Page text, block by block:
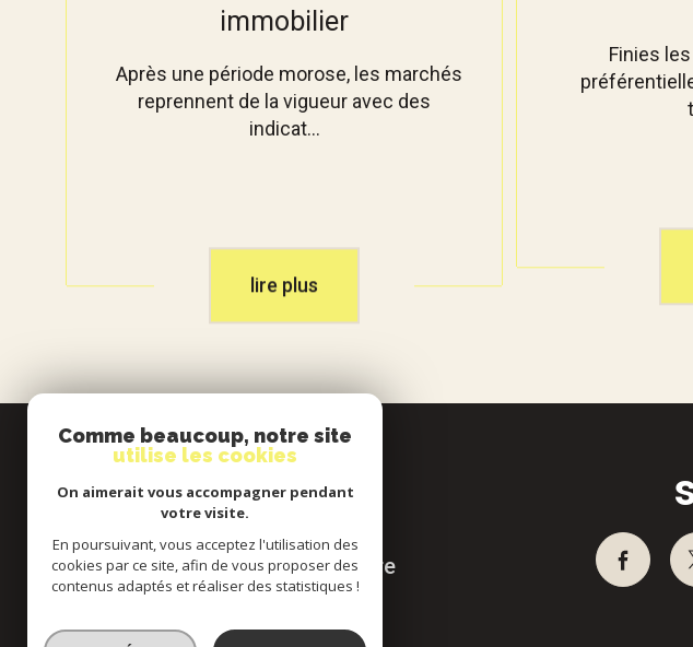
immobilier
Après une période morose, les marchés
reprennent de la vigueur avec des
indicat...
lire plus
Finies
Se
connecter
espace propriétaire
Comme beaucoup, notre site
utilise les cookies
On aimerait vous accompagner pendant
votre visite.
En poursuivant, vous acceptez l'utilisation des
cookies par ce site, afin de vous proposer des
contenus adaptés et réaliser des statistiques !